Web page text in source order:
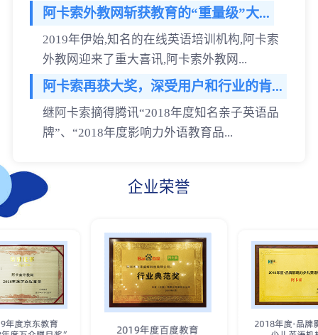
阿卡索外教网斩获教育的“重量级”大...
2019年伊始,知名的在线英语培训机构,阿卡索
外教网迎来了重大喜讯,阿卡索外教网...
阿卡索再获大奖，深受用户和行业的肯...
继阿卡索摘得腾讯“2018年度知名亲子英语品
牌”、“2018年度影响力外语教育品...
企业荣誉